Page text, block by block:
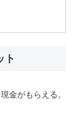
ト
金がもらえる。